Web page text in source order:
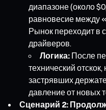
диапазоне (около
равновесие между
Рынок переходит в
драйверов.
Логика: После
технический
застрявших
давление от новых
Сценарий 2: